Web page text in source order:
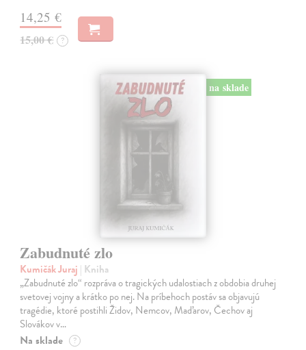
14,25 €
15,00 € ?
na sklade
Zabudnuté zlo
Kumičák Juraj | Kniha
„Zabudnuté zlo“ rozpráva o tragických udalostiach z obdobia druhej
svetovej vojny a krátko po nej. Na príbehoch postáv sa objavujú
tragédie, ktoré postihli Židov, Nemcov, Maďarov, Čechov aj
Slovákov v…
Na sklade ?